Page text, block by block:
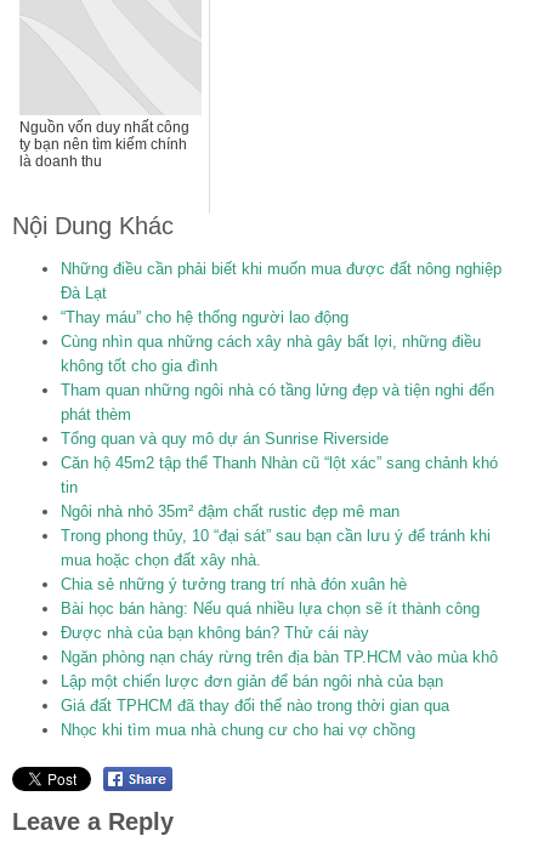
Nguồn vốn duy nhất công
ty bạn nên tìm kiếm chính
là doanh thu
Nội Dung Khác
Những điều cần phải biết khi muốn mua được đất nông nghiệp
Đà Lạt
“Thay máu” cho hệ thống người lao động
Cùng nhìn qua những cách xây nhà gây bất lợi, những điều
không tốt cho gia đình
Tham quan những ngôi nhà có tầng lửng đẹp và tiện nghi đến
phát thèm
Tổng quan và quy mô dự án Sunrise Riverside
Căn hộ 45m2 tập thể Thanh Nhàn cũ “lột xác” sang chảnh khó
tin
Ngôi nhà nhỏ 35m² đậm chất rustic đẹp mê man
Trong phong thủy, 10 “đại sát” sau bạn cần lưu ý để tránh khi
mua hoặc chọn đất xây nhà.
Chia sẻ những ý tưởng trang trí nhà đón xuân hè
Bài học bán hàng: Nếu quá nhiều lựa chọn sẽ ít thành công
Được nhà của bạn không bán? Thử cái này
Ngăn phòng nạn cháy rừng trên địa bàn TP.HCM vào mùa khô
Lập một chiến lược đơn giản để bán ngôi nhà của bạn
Giá đất TPHCM đã thay đổi thế nào trong thời gian qua
Nhọc khi tìm mua nhà chung cư cho hai vợ chồng
Leave a Reply